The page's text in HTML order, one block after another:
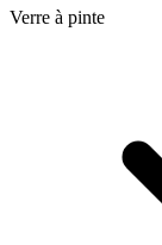
Verre à pinte